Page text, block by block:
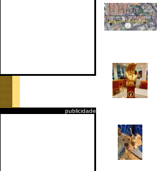
publicidade